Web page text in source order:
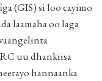
(GIS) si loo cayimo
laamaha oo laga
uu dhankiisa
hannaanka